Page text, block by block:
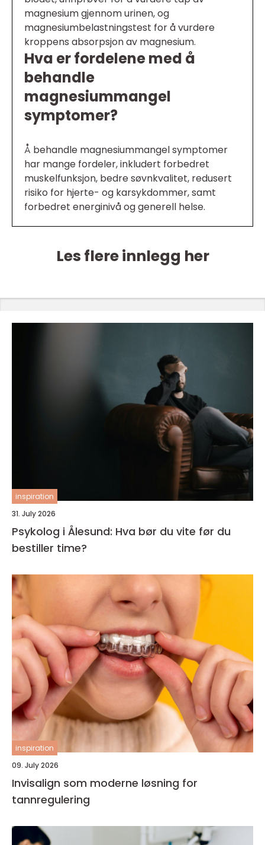
magnesium gjennom urinen, og
magnesiumbelastningstest for å vurdere
kroppens absorpsjon av magnesium.
Hva er fordelene med å
behandle
magnesiummangel
symptomer?
Å behandle magnesiummangel symptomer
har mange fordeler, inkludert forbedret
muskelfunksjon, bedre søvnkvalitet, redusert
risiko for hjerte- og karsykdommer, samt
forbedret energinivå og generell helse.
Les flere innlegg her
inspiration
31. July 2026
Psykolog i Ålesund: Hva bør du vite før du
bestiller time?
inspiration
09. July 2026
Invisalign som moderne løsning for
tannregulering